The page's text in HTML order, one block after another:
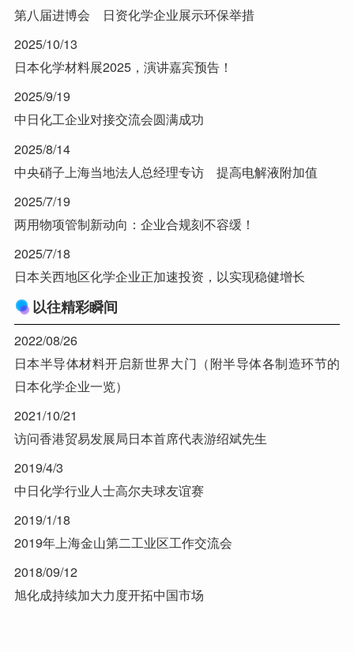
第八届进博会 日资化学企业展示环保举措
2025/10/13
日本化学材料展2025，演讲嘉宾预告！
2025/9/19
中日化工企业对接交流会圆满成功
2025/8/14
中央硝子上海当地法人总经理专访 提高电解液附加值
2025/7/19
两用物项管制新动向：企业合规刻不容缓！
2025/7/18
日本关西地区化学企业正加速投资，以实现稳健增长
以往精彩瞬间
2022/08/26
日本半导体材料开启新世界大门（附半导体各制造环节的
日本化学企业一览）
2021/10/21
访问香港贸易发展局日本首席代表游绍斌先生
2019/4/3
中日化学行业人士高尔夫球友谊赛
2019/1/18
2019年上海金山第二工业区工作交流会
2018/09/12
旭化成持续加大力度开拓中国市场